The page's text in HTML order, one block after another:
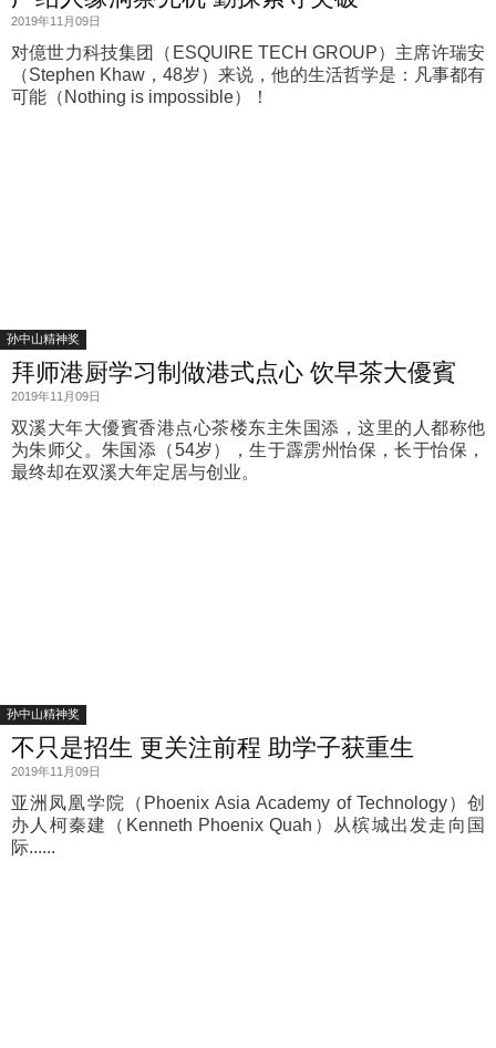
2019年11月09日
对億世力科技集团（ESQUIRE TECH GROUP）主席许瑞安
（Stephen Khaw，48岁）来说，他的生活哲学是：凡事都有
可能（Nothing is impossible）！
孙中山精神奖
拜师港厨学习制做港式点心 饮早茶大優賓
2019年11月09日
双溪大年大優賓香港点心茶楼东主朱国添，这里的人都称他
为朱师父。朱国添（54岁），生于霹雳州怡保，长于怡保，
最终却在双溪大年定居与创业。
孙中山精神奖
不只是招生 更关注前程 助学子获重生
2019年11月09日
亚洲凤凰学院（Phoenix Asia Academy of Technology）创
办人柯秦建（Kenneth Phoenix Quah）从槟城出发走向国
际......